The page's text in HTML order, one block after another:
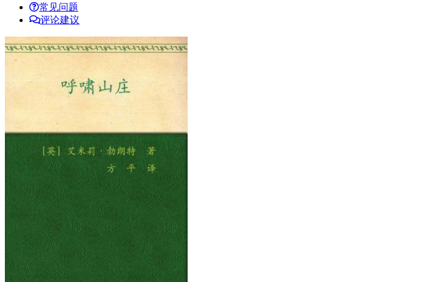
常见问题
评论建议